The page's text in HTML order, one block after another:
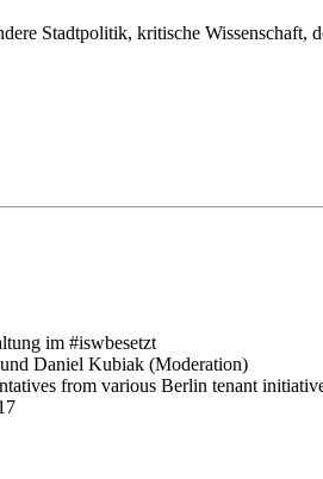
Stadtpolitik, kritische Wissenschaft,
im #iswbesetzt
Daniel Kubiak (Moderation)
from various Berlin tenant